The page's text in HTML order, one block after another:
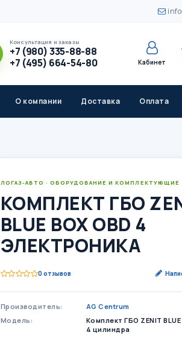
Консультация и заказы
+7 (980) 335-88-88
+7 (495) 664-54-80
Кабинет
О компании Доставка Оплата
ЛОГАЗ-АВТО · ОБОРУДОВАНИЕ И КОМПЛЕКТУЮЩИЕ
КОМПЛЕКТ ГБО
BLUE BOX OBD 4
ЭЛЕКТРОНИКА
0 отзывов
Производитель:
AG Centrum
Модель:
Комплект ГБО ZENIT BLUE
4 цилиндра